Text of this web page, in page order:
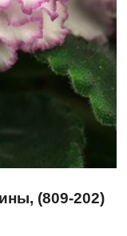
(809-202)